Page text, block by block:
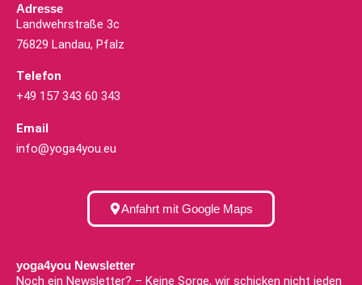
Adresse
Landwehrstraße 3c
76829 Landau, Pfalz
Telefon
+49 157 343 60 343
Email
info@yoga4you.eu
Anfahrt mit Google Maps
yoga4you Newsletter
Noch ein Newsletter? – Keine Sorge, wir schicken nicht jeden